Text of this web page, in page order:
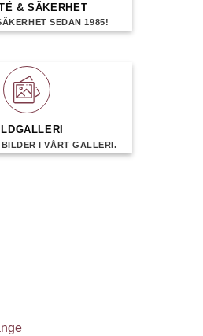
& SÄKERHET
SEDAN 1985!
I VÅRT GALLERI.